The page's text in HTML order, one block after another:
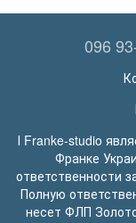
096
І Franke-studio
Франке
ответственности
Полную
несет ФЛП